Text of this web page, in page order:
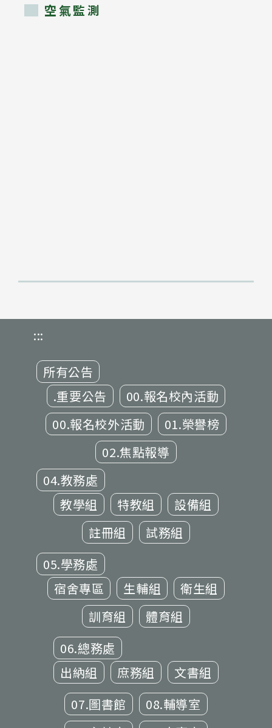
空氣監測
:::
所有公告
.重要公告
00.報名校內活動
00.報名校外活動
01.榮譽榜
02.焦點報導
04.教務處
教學組
特教組
設備組
註冊組
試務組
05.學務處
宿舍專區
生輔組
衛生組
訓育組
體育組
06.總務處
出納組
庶務組
文書組
07.圖書館
08.輔導室